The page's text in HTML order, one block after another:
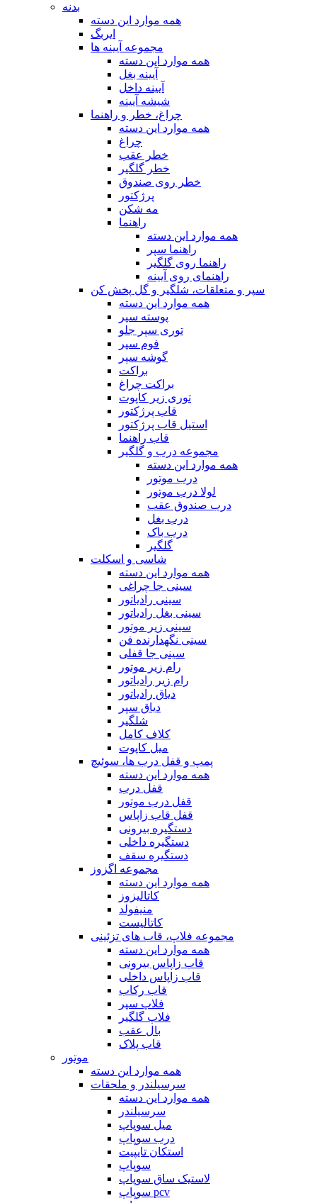
بدنه
همه موارد این دسته
ایربگ
مجموعه آیینه ها
همه موارد این دسته
آیینه بغل
آیینه داخل
شیشه آیینه
چراغ، خطر و راهنما
همه موارد این دسته
چراغ
خطر عقب
خطر گلگیر
خطر روی صندوق
پرژکتور
مه شکن
راهنما
همه موارد این دسته
راهنما سپر
راهنما روی گلگیر
راهنمای روی آیینه
سپر و متعلقات، شلگیر و گل پخش کن
همه موارد این دسته
پوسته سپر
توری سپر جلو
فوم سپر
گوشه سپر
براکت
براکت چراغ
توری زیر کاپوت
قاب پرژکتور
استیل قاب پرژکتور
قاب راهنما
مجموعه درب و گلگیر
همه موارد این دسته
درب موتور
لولا درب موتور
درب صندوق عقب
درب بغل
درب باک
گلگیر
شاسی و اسکلت
همه موارد این دسته
سینی جا چراغی
سینی رادیاتور
سینی بغل رادیاتور
سینی زیر موتور
سینی نگهدارنده فن
سینی جا قفلی
رام زیر موتور
رام زیر رادیاتور
دیاق رادیاتور
دیاق سپر
شلگیر
کلاف کامل
میل کاپوت
پمپ و قفل درب ها، سوئیچ
همه موارد این دسته
قفل درب
قفل درب موتور
قفل قاب زاپاس
دستگیره بیرونی
دستگیره داخلی
دستگیره سقف
مجموعه اگزوز
همه موارد این دسته
کاتالیزوز
منیفولد
کاتالیست
مجموعه فلاپ، قاب های تزئینی
همه موارد این دسته
قاب زاپاس بیرونی
قاب زاپاس داخلی
قاب رکاب
فلاپ سپر
فلاپ گلگیر
بال عقب
قاب پلاک
موتور
همه موارد این دسته
سرسیلندر و ملحقات
همه موارد این دسته
سرسیلندر
میل سوپاپ
درب سوپاپ
استکان تایپیت
سوپاپ
لاستیک ساق سوپاپ
سوپاپ pcv